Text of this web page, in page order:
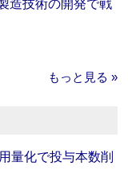
造技術の開発で戦
もっと見る »
量化で投与本数削